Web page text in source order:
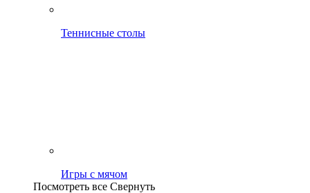
Теннисные столы
Игры с мячом
Посмотреть все Свернуть